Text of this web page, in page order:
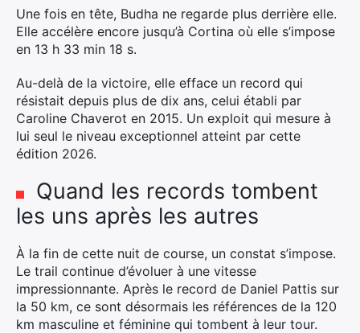
Une fois en tête, Budha ne regarde plus derrière elle.
Elle accélère encore jusqu’à Cortina où elle s’impose
en 13 h 33 min 18 s.
Au-delà de la victoire, elle efface un record qui
résistait depuis plus de dix ans, celui établi par
Caroline Chaverot en 2015. Un exploit qui mesure à
lui seul le niveau exceptionnel atteint par cette
édition 2026.
Quand les records tombent
les uns après les autres
À la fin de cette nuit de course, un constat s’impose.
Le trail continue d’évoluer à une vitesse
impressionnante. Après le record de Daniel Pattis sur
la 50 km, ce sont désormais les références de la 120
km masculine et féminine qui tombent à leur tour.